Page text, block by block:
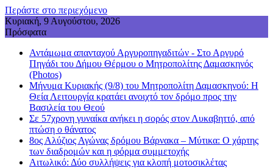
Περάστε στο περιεχόμενο
Κυριακή, 9 Αυγούστου, 2026
Πρόσφατα
Αντάμωμα απανταχού Αργυροπηγαδιτών - Στο Αργυρό
Πηγάδι του Δήμου Θέρμου ο Μητροπολίτης Δαμασκηνός
(Photos)
Μήνυμα Κυριακής (9/8) του Μητροπολίτη Δαμασκηνού: Η
Θεία Λειτουργία κρατάει ανοιχτό τον δρόμο προς την
Βασιλεία του Θεού
Σε 57χρονη γυναίκα ανήκει η σορός στον Λυκαβηττό, από
πτώση ο θάνατος
8ος Αλύζιος Αγώνας δρόμου Βάρνακα – Μύτικα: Ο χάρτης
των διαδρομών και η φόρμα συμμετοχής
Aιτωλικό: Δύο συλλήψεις για κλοπή μοτοσικλέτας